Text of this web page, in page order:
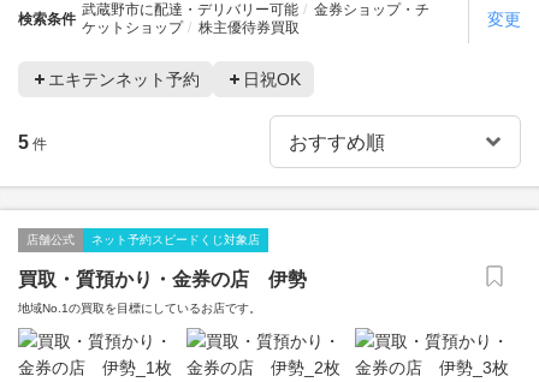
検索条件
武蔵野市に配達・デリバリー可能
金券ショップ・チ
ケットショップ
株主優待券買取 変更
エキテンネット予約 日祝OK
5 件
店舗公式 ネット予約スピードくじ対象店
買取・質預かり・金券の店 伊勢
地域No.1の買取を目標にしているお店です。